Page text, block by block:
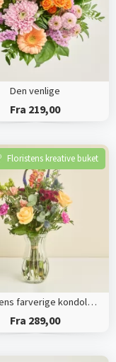
Den venlige
Fra 219,00
Floristens kreative buket
Floristens farverige kondolencebuket
Fra 289,00